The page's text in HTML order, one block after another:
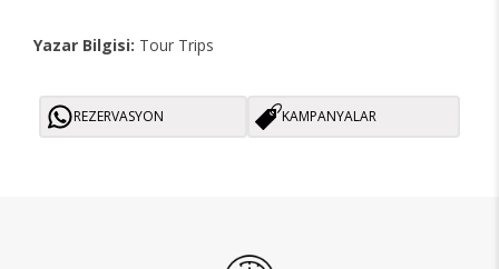
Yazar Bilgisi: Tour Trips
REZERVASYON KAMPANYALAR